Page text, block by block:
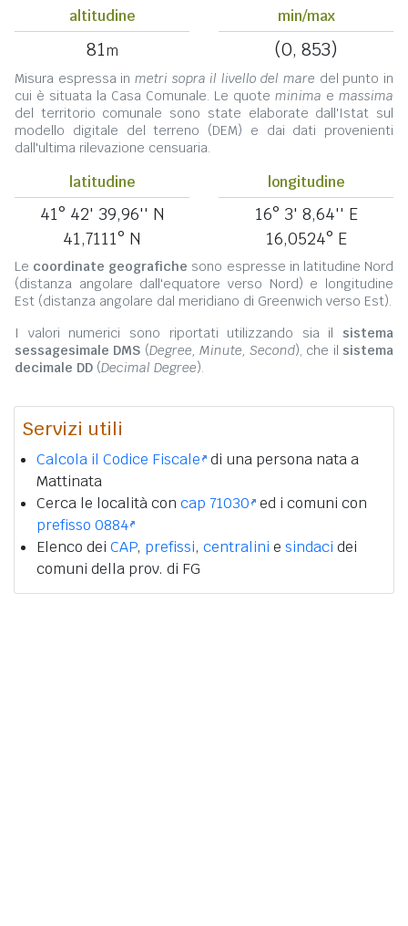
altitudine
81m
min/max
(0, 853)
Misura espressa in metri sopra il livello del mare del punto in
cui è situata la Casa Comunale. Le quote minima e massima
del territorio comunale sono state elaborate dall'Istat sul
modello digitale del terreno (DEM) e dai dati provenienti
dall'ultima rilevazione censuaria.
latitudine
41° 42' 39,96'' N
41,7111° N
longitudine
16° 3' 8,64'' E
16,0524° E
Le coordinate geografiche sono espresse in latitudine Nord
(distanza angolare dall'equatore verso Nord) e longitudine
Est (distanza angolare dal meridiano di Greenwich verso Est).
I valori numerici sono riportati utilizzando sia il sistema
sessagesimale DMS (Degree, Minute, Second), che il sistema
decimale DD (Decimal Degree).
Servizi utili
Calcola il Codice Fiscale di una persona nata a
Mattinata
Cerca le località con cap 71030 ed i comuni con
prefisso 0884
Elenco dei CAP, prefissi, centralini e sindaci dei
comuni della prov. di FG